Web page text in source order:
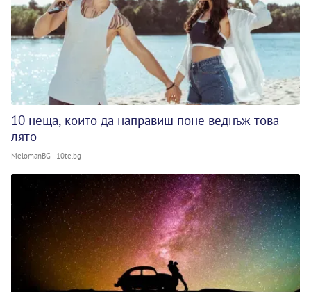
10 неща, които да направиш поне веднъж това
лято
MelomanBG - 10te.bg